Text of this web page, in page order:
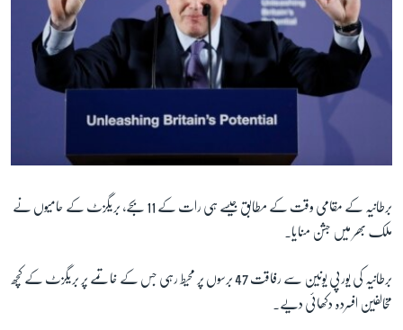
برطانیہ کے مقامی وقت کے مطابق جیسے ہی رات کے 11 بجے، بریگزٹ کے حامیوں نے
ملک بھر میں جشن منایا۔
برطانیہ کی یورپی یونین سے رفاقت 47 برسوں پر محیط رہی جس کے خاتمے پر بریگزٹ کے کچھ
مخالفین افسردہ دکھائی دیے۔